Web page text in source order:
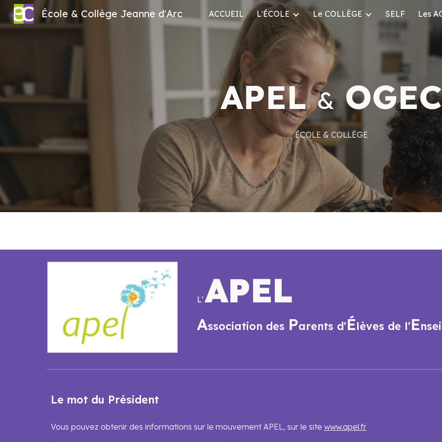
Skip to main content Skip to
École & Collège Jeanne d'Arc ACCUEIL L'ÉCOLE Le COLLÈGE SELF Les
APEL&OGEC
ÉCOLE & COLLÈGE
L'APEL
Association des Parents d'Élèves de l'E
Le mot du Président
Vous pouvez obtenir des informations sur le mouvement APEL, sur le site www.apel.fr